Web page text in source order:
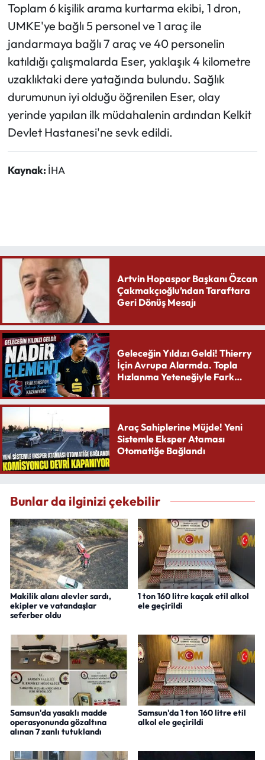
Toplam 6 kişilik arama kurtarma ekibi, 1 dron,
UMKE'ye bağlı 5 personel ve 1 araç ile
jandarmaya bağlı 7 araç ve 40 personelin
katıldığı çalışmalarda Eser, yaklaşık 4 kilometre
uzaklıktaki dere yatağında bulundu. Sağlık
durumunun iyi olduğu öğrenilen Eser, olay
yerinde yapılan ilk müdahalenin ardından Kelkit
Devlet Hastanesi'ne sevk edildi.
Kaynak: İHA
Artvin Hopaspor Başkanı Özcan
Çakmakçıoğlu’ndan Taraftara
Geri Dönüş Mesajı
Geleceğin Yıldızı Geldi! Thierry
İçin Avrupa Alarmda. Topla
Hızlanma Yeteneğiyle Fark
Araç Sahiplerine Müjde! Yeni
Sistemle Eksper Ataması
Otomatiğe Bağlandı
Bunlar da ilginizi çekebilir
Makilik alanı alevler sardı,
ekipler ve vatandaşlar
seferber oldu
1 ton 160 litre kaçak etil alkol
ele geçirildi
Samsun'da yasaklı madde
operasyonunda gözaltına
alınan 7 zanlı tutuklandı
Samsun'da 1 ton 160 litre etil
alkol ele geçirildi
Sağlık
Turizm
Teknoloji